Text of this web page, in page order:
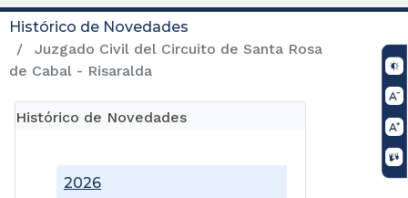
Histórico de Novedades
Juzgado Civil del Circuito de Santa Rosa
de Cabal - Risaralda
Histórico de Novedades
2026